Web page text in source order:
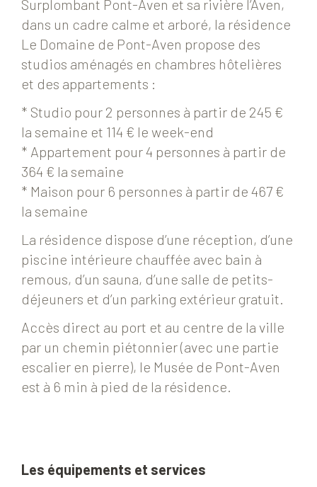
Surplombant Pont-Aven et sa rivière l’Aven,
dans un cadre calme et arboré, la résidence
Le Domaine de Pont-Aven propose des
studios aménagés en chambres hôtelières
et des appartements :
* Studio pour 2 personnes à partir de 245 €
la semaine et 114 € le week-end
* Appartement pour 4 personnes à partir de
364 € la semaine
* Maison pour 6 personnes à partir de 467 €
la semaine
La résidence dispose d’une réception, d’une
piscine intérieure chauffée avec bain à
remous, d’un sauna, d’une salle de petits-
déjeuners et d’un parking extérieur gratuit.
Accès direct au port et au centre de la ville
par un chemin piétonnier (avec une partie
escalier en pierre), le Musée de Pont-Aven
est à 6 min à pied de la résidence.
Les équipements et services